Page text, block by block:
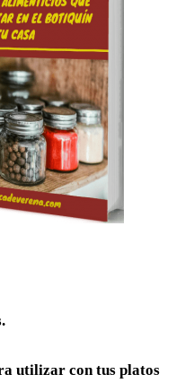
utilizar con tus platos